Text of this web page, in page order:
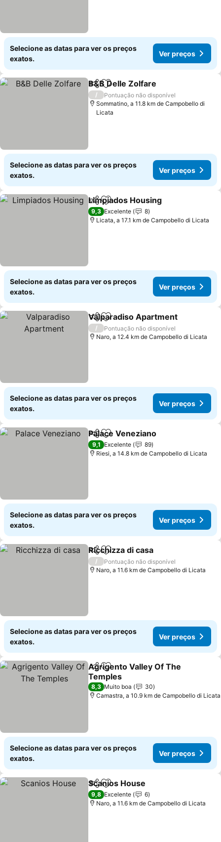
Selecione as datas para ver os preços
exatos.
Ver preços
PartilharAdicionar aos favoritos
B&B Delle Zolfare
/
Pontuação não disponível
Sommatino, a 11.8 km de Campobello di
Licata
Selecione as datas para ver os preços
exatos.
Ver preços
PartilharAdicionar aos favoritos
Limpiados Housing
9,3 Excelente
8
Licata, a 17.1 km de Campobello di Licata
Selecione as datas para ver os preços
exatos.
Ver preços
PartilharAdicionar aos favoritos
Valparadiso Apartment
/
Pontuação não disponível
Naro, a 12.4 km de Campobello di Licata
Selecione as datas para ver os preços
exatos.
Ver preços
PartilharAdicionar aos favoritos
Palace Veneziano
9,1 Excelente
89
Riesi, a 14.8 km de Campobello di Licata
Selecione as datas para ver os preços
exatos.
Ver preços
PartilharAdicionar aos favoritos
Ricchizza di casa
/
Pontuação não disponível
Naro, a 11.6 km de Campobello di Licata
Selecione as datas para ver os preços
exatos.
Ver preços
PartilharAdicionar aos favoritos
Agrigento Valley Of The
Temples
Ver preços
8,3 Muito boa
30
Camastra, a 10.9 km de Campobello di Licata
Selecione as datas para ver os preços
exatos.
Ver preços
PartilharAdicionar aos favoritos
Scanios House
9,8 Excelente
6
Naro, a 11.6 km de Campobello di Licata